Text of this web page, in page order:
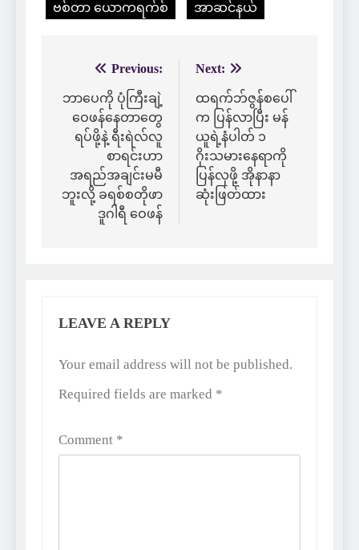
ဗစ်တာ ယောကရက်စ် အာဆင်နယ်
navigation
Previous:
ဘာပေကို ပုံကြီးချဲ့
ဝေဖန်နေတာတွေ
ရပ်ဖို့နဲ့ ရီးရဲလ်လူ
စာရင်းဟာ
အရည်အချင်းမမီ
ဘူးလို့ ခရစ်စတိုဖာ
ဒူဂါရီ ဝေဖန်
Next:
ထရက်ဘ်ဇွန်စပေါ်
က ပြန်လာပြီး မန်
ယူရဲ့နံပါတ် ၁
ဂိုးသမားနေရာကို
ပြန်လုဖို့ အိုနာနာ
ဆုံးဖြတ်ထား
LEAVE A REPLY
Your email address will not be published.
Required fields are marked *
Comment *
Alternative: